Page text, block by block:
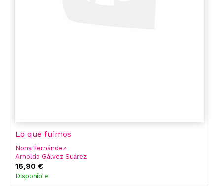
Lo que fuimos
Nona Fernández
Arnoldo Gálvez Suárez
Aroa Moreno Duran
16,90 €
Disponible